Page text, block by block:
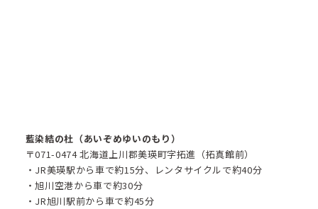
藍染結の杜（あいぞめゆいのもり）
〒071-0474 北海道上川郡美瑛町字拓進（拓真館前）
・JR美瑛駅から車で約15分、レンタサイクルで約40分​
・旭川空港から車で約30分
・JR旭川駅前から車で約45分